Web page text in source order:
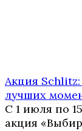
Акция
лучших
С 1 июля по
акция